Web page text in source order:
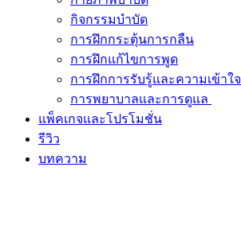
กิจกรรมบำบัด
การฝึกกระตุ้นการกลืน
การฝึกแก้ไขการพูด
การฝึกการรับรู้และความเข้าใจ
การพยาบาลและการดูแล
แพ็คเกจและโปรโมชั่น
รีวิว
บทความ